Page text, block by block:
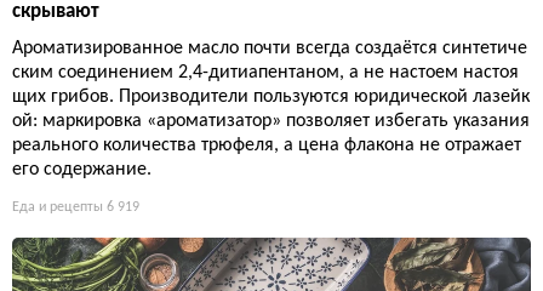
скрывают
Ароматизированное масло почти всегда создаётся синтетиче
ским соединением 2,4-дитиапентаном, а не настоем настоя
щих грибов. Производители пользуются юридической лазейк
ой: маркировка «ароматизатор» позволяет избегать указания
реального количества трюфеля, а цена флакона не отражает
его содержание.
Еда и рецепты 6 919